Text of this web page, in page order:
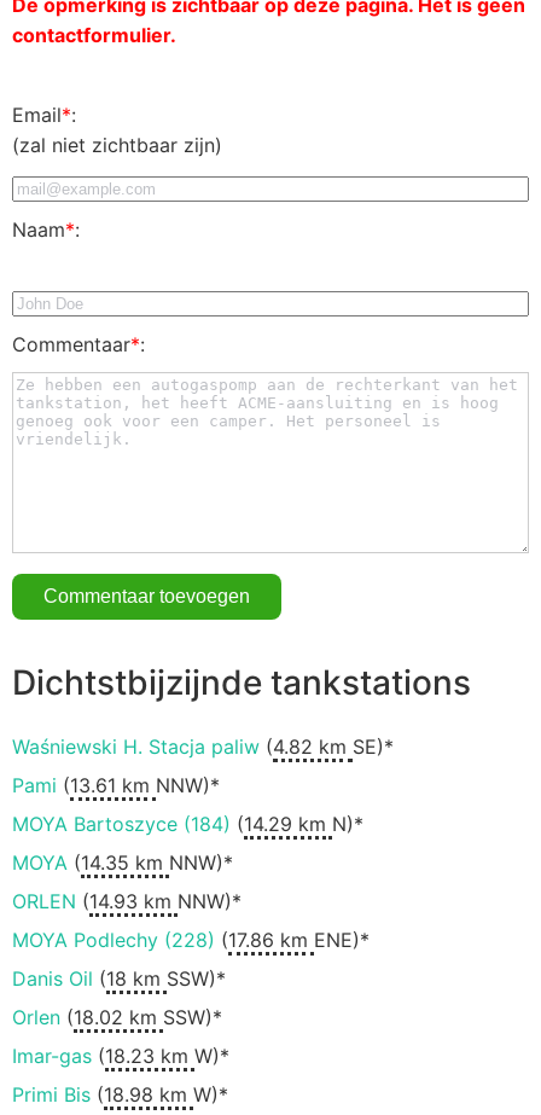
contactformulier.
Email*:
(zal niet zichtbaar zijn)
Naam*:
Commentaar*:
Dichtstbijzijnde tankstations
Waśniewski H. Stacja paliw (4.82 km SE)*
Pami (13.61 km NNW)*
MOYA Bartoszyce (184) (14.29 km N)*
MOYA (14.35 km NNW)*
ORLEN (14.93 km NNW)*
MOYA Podlechy (228) (17.86 km ENE)*
Danis Oil (18 km SSW)*
Orlen (18.02 km SSW)*
Imar-gas (18.23 km W)*
Primi Bis (18.98 km W)*